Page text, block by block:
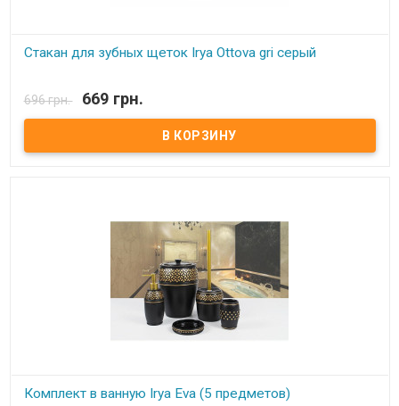
Стакан для зубных щеток Irya Ottova gri серый
щеток Цвет: см.фото. Состав: полирезин (устойчив к падению)
Упаковка: картонная коробка. Производитель: Irya (Турция).
696 грн. 669 грн.
Комплект в ванную Irya Eva (5 предметов)